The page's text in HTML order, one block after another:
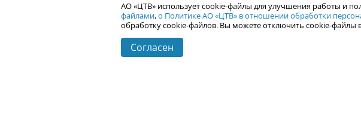
АО «ЦТВ» использует cookie-файлы для улучшения работы и
файлами,о Политике АО «ЦТВ» в отношении обработки
обработку cookie-файлов. Вы можете отключить cookie-файлы
Согласен